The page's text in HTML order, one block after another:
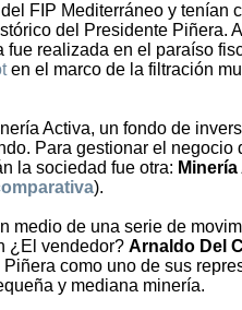
FIP Mediterráneo y tenían
del Presidente Piñera.
realizada en el paraíso
en el marco de la filtración
Activa, un fondo de
Para gestionar el negocio
la sociedad fue otra:
).
medio de una serie de
¿El vendedor? Arnaldo Del
como uno de sus
y mediana minería.